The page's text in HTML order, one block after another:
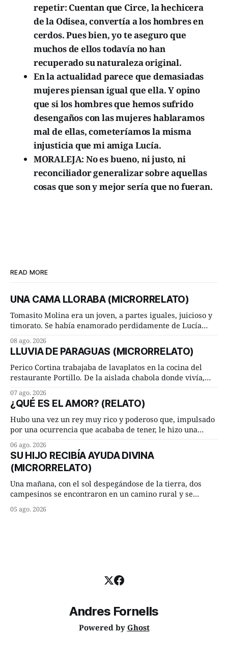
repetir: Cuentan que Circe, la hechicera
de la Odisea, convertía a los hombres en
cerdos. Pues bien, yo te aseguro que
muchos de ellos todavía no han
recuperado su naturaleza original.
En la actualidad parece que demasiadas
mujeres piensan igual que ella. Y opino
que si los hombres que hemos sufrido
desengaños con las mujeres hablaramos
mal de ellas, cometeríamos la misma
injusticia que mi amiga Lucía.
MORALEJA: No es bueno, ni justo, ni
reconciliador generalizar sobre aquellas
cosas que son y mejor sería que no fueran.
READ MORE
UNA CAMA LLORABA (MICRORRELATO)
Tomasito Molina era un joven, a partes iguales, juicioso y
timorato. Se había enamorado perdidamente de Lucía
ambos les iba de maravilla. Pero mantenían absoluta
discrepancia en un deseo ineluctable por parte de ella.
Lucía Arriate quería que ellos
08 ago. 2026
LLUVIA DE PARAGUAS (MICRORRELATO)
Perico Cortina trabajaba de lavaplatos en la cocina del
restaurante Portillo. De la aislada chabola donde vivía,
cuarto de hora andando a buen paso. Cierta noche,
terminada su jornada laboral caminaba él hacía su mísera
morada cundo comenzó a llover
07 ago. 2026
¿QUÉ ES EL AMOR? (RELATO)
Hubo una vez un rey muy rico y poderoso que, impulsado
por una ocurrencia que acababa de tener, le hizo una
Dime, hombre sabio, ¿qué es el amor según tú? Su
consejero, que era muy prudente y astuto le respondió de
inmediato:
06 ago. 2026
SU HIJO RECIBÍA AYUDA DIVINA
(MICRORRELATO)
Una mañana, con el sol despegándose de la tierra, dos
campesinos se encontraron en un camino rural y se
remolachas, Manuel? —quiso saber uno. —Eso acabo de
05 ago. 2026
Andres Fornells
Powered by Ghost